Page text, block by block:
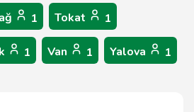
1 Tokat 1
1 Van 1 Yalova 1